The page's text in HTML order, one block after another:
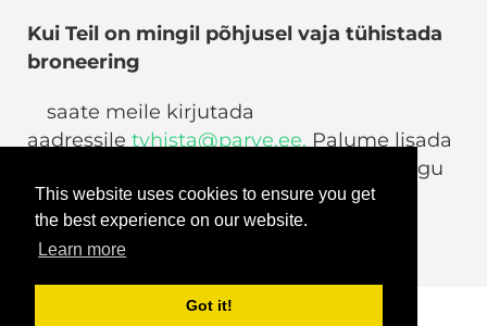
This website uses cookies to ensure you get
the best experience on our website.
Learn more
Got it!
Kui Teil on mingil põhjusel vaja tühistada
broneering
saate meile kirjutada
aadressile tyhista@parve.ee. Palume lisada
tühistamise soovija nimi ning broneeringu
aeg.